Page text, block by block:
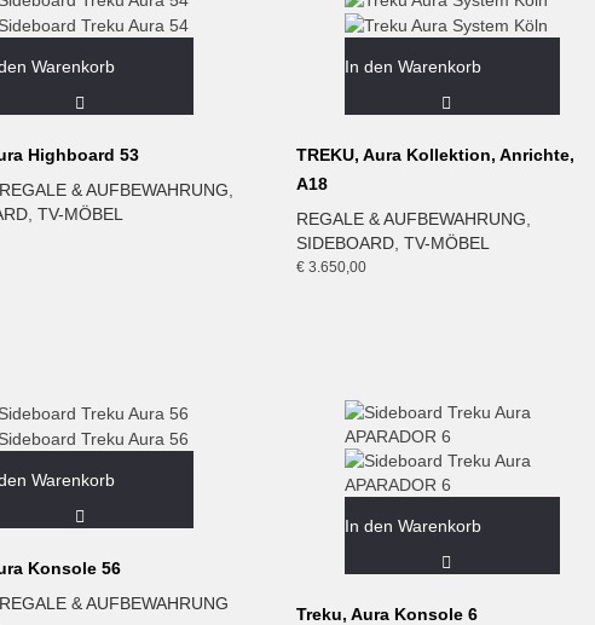
Warenkorb
Highboard 53
REGALE & AUFBEWAHRUNG,
,TV-MÖBEL
In den Warenkorb
TREKU, Aura Kollektion, Anrichte,
A18
REGALE & AUFBEWAHRUNG,
SIDEBOARD, TV-MÖBEL
€3.650,00
Warenkorb
Konsole 56
REGALE & AUFBEWAHRUNG
In den Warenkorb
Treku, Aura Konsole 6